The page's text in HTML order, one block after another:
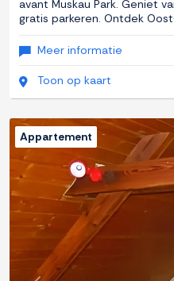
avant Muskau Park. Geniet
gratis parkeren. Ontdek
Meer informatie
Toon op kaart
Appartement